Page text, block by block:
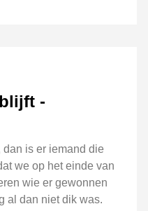
-
is er iemand die
we op het einde van
wie er gewonnen
al dan niet dik was.